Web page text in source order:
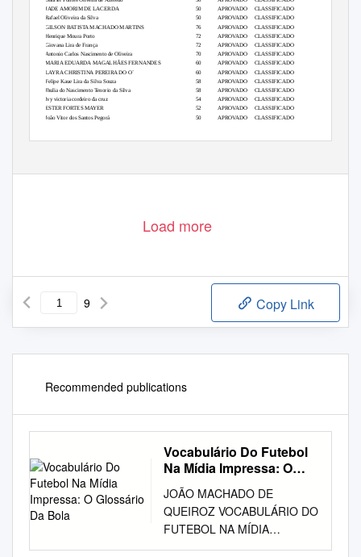
50
50
76
72
72
70
60
60
58
58
54
52
50
APROVADO
APROVADO
APROVADO
APROVADO
APROVADO
APROVADO
APROVADO
APROVADO
APROVADO
APROVADO
APROVADO
APROVADO
APROVADO
CLASSIFICADO
CLASSIFICADO
CLASSIFICADO
CLASSIFICADO
CLASSIFICADO
CLASSIFICADO
CLASSIFICADO
CLASSIFICADO
CLASSIFICADO
CLASSIFICADO
CLASSIFICADO
CLASSIFICADO
CLASSIFICADO
JADE AMORIM DE LACERDA
Rafael Oliveira da Silva
GILSON BATISTA MACHADO MARTINS
Henrique Moura Porto
Giovana Lira de França
Antonio Carlos Nascimento de Oliveira
MARIA EDUARDA MAGALHÃES FERNANDES
LAYRA CHRISTINA PEREIRA DO O`
Felipe Kaue Lira da Silva Souza
Jhulia do Nascimento Tenorio da Silva
Ivy victoria cordeiro da cruz
ESTER FORTES MAYER
João Vitor dos Santos Pegorá
Load more
9 Copy Link
Recommended publications
Vocabulário Do Futebol
Na Mídia Impressa: O
Glossário Da Bola
JOÃO MACHADO DE
QUEIROZ VOCABULÁRIO DO
FUTEBOL NA MÍDIA
IMPRESSA: O GLOSSÁRIO